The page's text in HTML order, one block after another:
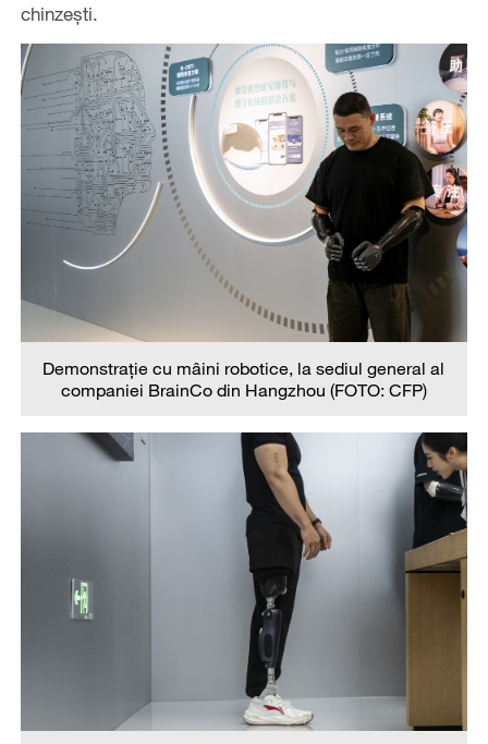
chinzești.
Demonstrație cu mâini robotice, la sediul general al
companiei BrainCo din Hangzhou (FOTO: CFP)